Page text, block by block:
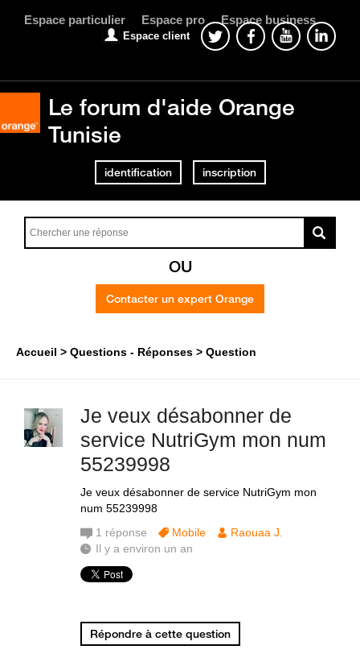
Espace particulier Espace pro Espace business
Espace client
Le forum d'aide Orange
Tunisie
identification inscription
OU
Contacter un expert Orange
Accueil Questions - Réponses Question
Je veux désabonner de
service NutriGym mon num
55239998
Je veux désabonner de service NutriGym mon
num 55239998
1 réponse Mobile
Raouaa J.
Il y a environ un an
Répondre à cette question